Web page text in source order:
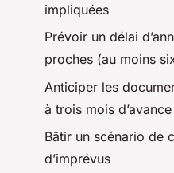
impliquées
Prévoir un délai
proches (au moins
Anticiper les
à trois mois d’avance
Bâtir un scénario de
d’imprévus